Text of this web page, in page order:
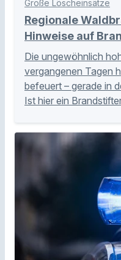
Große Löscheinsätze
Regionale
Hinweise auf
Die ungewöhnlich
vergangenen Tagen
befeuert – gerade in
Ist hier ein